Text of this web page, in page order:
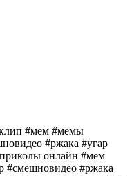
#мем #мемы
#ржака #угар
онлайн #мем
#смешновидео #ржака